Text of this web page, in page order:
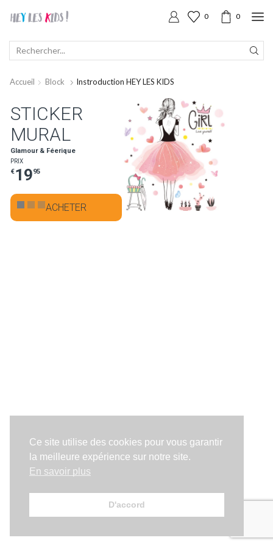
0 0
Accueil Block Instroduction HEY LES KIDS
STICKER
MURAL
Glamour & Féerique
PRIX
€1995
ACHETER
Ce site utilise des cookies pour vous garantir
la meilleure expérience sur notre site.
En savoir plus
D'accord